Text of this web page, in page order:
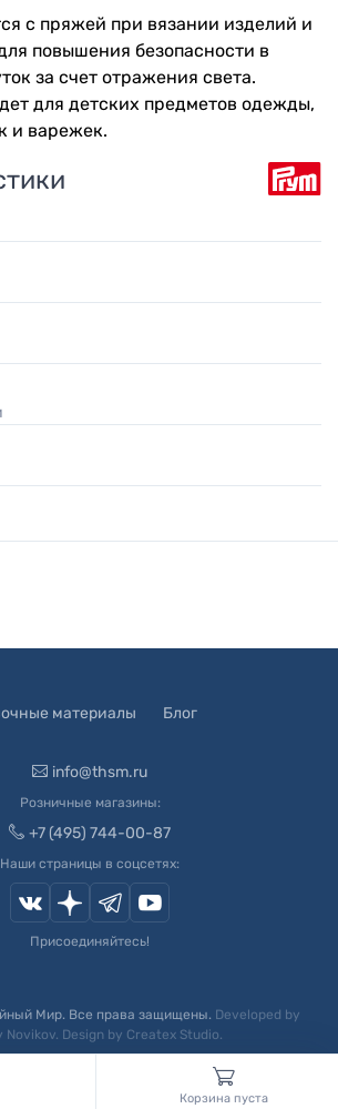
с пряжей при вязании изделий и
повышения безопасности в
за счет отражения света.
для детских предметов одежды,
и варежек.
материалы Блог
info@thsm.ru
Розничные магазины:
+7 (495) 744-00-87
Наши страницы в соцсетях:
Присоединяйтесь!
Мир. Все права защищены. Developed by
Novikov. Design by Createx Studio.
Корзина пуста